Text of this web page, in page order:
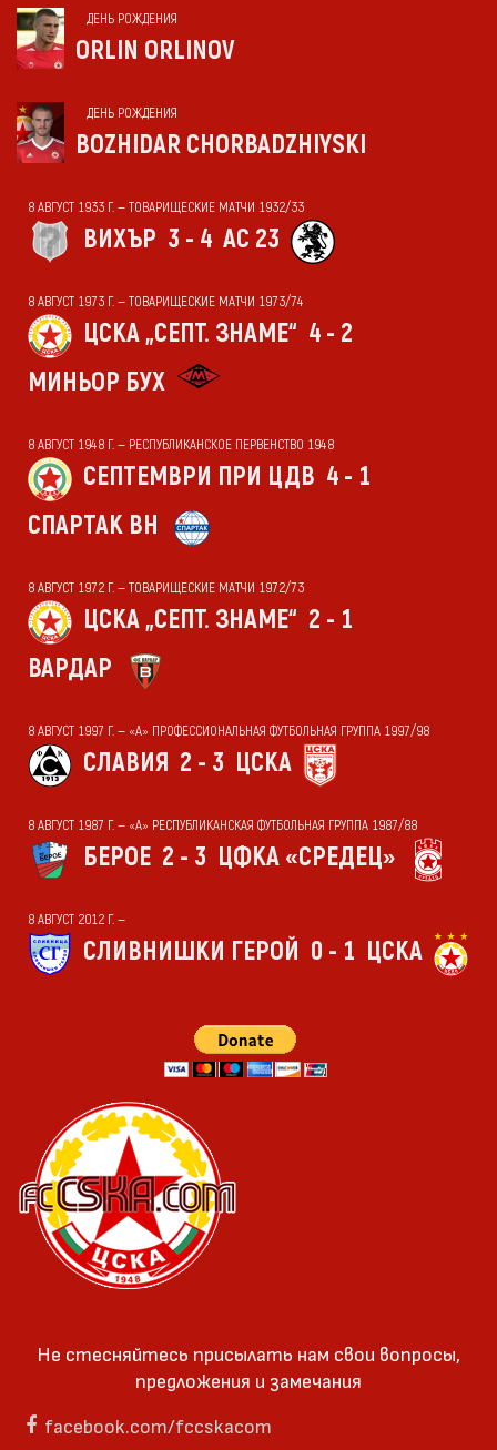
ДЕНЬ РОЖДЕНИЯ
ORLIN ORLINOV
ДЕНЬ РОЖДЕНИЯ
BOZHIDAR CHORBADZHIYSKI
8 АВГУСТ 1933 Г. — ТОВАРИЩЕСКИЕ МАТЧИ 1932/33
ВИХЪР 3 - 4 АС 23
8 АВГУСТ 1973 Г. — ТОВАРИЩЕСКИЕ МАТЧИ 1973/74
ЦСКА „СЕПТ. ЗНАМЕ“ 4 - 2
МИНЬОР БУХ
8 АВГУСТ 1948 Г. — РЕСПУБЛИКАНСКОЕ ПЕРВЕНСТВО 1948
СЕПТЕМВРИ ПРИ ЦДВ 4 - 1
СПАРТАК ВН
8 АВГУСТ 1972 Г. — ТОВАРИЩЕСКИЕ МАТЧИ 1972/73
ЦСКА „СЕПТ. ЗНАМЕ“ 2 - 1
ВАРДАР
8 АВГУСТ 1997 Г. — «А» ПРОФЕССИОНАЛЬНАЯ ФУТБОЛЬНАЯ ГРУППА 1997/98
СЛАВИЯ 2 - 3 ЦСКА
8 АВГУСТ 1987 Г. — «А» РЕСПУБЛИКАНСКАЯ ФУТБОЛЬНАЯ ГРУППА 1987/88
БЕРОЕ 2 - 3 ЦФКА «СРЕДЕЦ»
8 АВГУСТ 2012 Г. —
СЛИВНИШКИ ГЕРОЙ 0 - 1 ЦСКА
Не стесняйтесь присылать нам свои вопросы,
предложения и замечания
facebook.com/fccskacom